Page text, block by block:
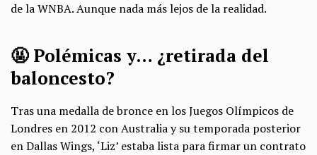
de la WNBA. Aunque nada más lejos de la realidad.
🤬 Polémicas y… ¿retirada del
baloncesto?
Tras una medalla de bronce en los Juegos Olímpicos de
Londres en 2012 con Australia y su temporada posterior
en Dallas Wings, ‘Liz’ estaba lista para firmar un contrato